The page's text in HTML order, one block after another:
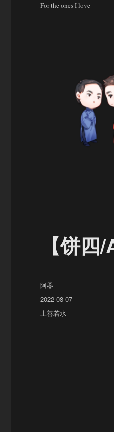
For the ones I love
【饼四
作
者
阿器
发
布
2022-08-07
分
上善若水